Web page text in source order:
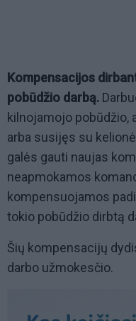
Kompensacijos
pobūdžio darbą.
kilnojamojo pobūdžio,
arba susijęs su
galės gauti naujas
neapmokamos
kompensuojamos
tokio pobūdžio dirbtą
Šių kompensacijų
darbo užmokesčio.